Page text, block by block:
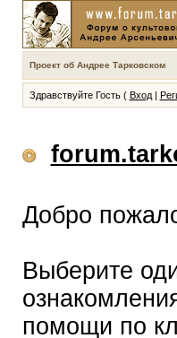
Проект об Андрее Тарковском
Здравствуйте Гость ( Вход|
Добро
Выберите
помощи по